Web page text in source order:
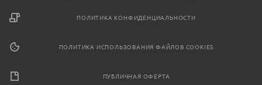
ПОЛИТИКА КОНФИДЕНЦИАЛЬНОСТИ
ПОЛИТИКА ИСПОЛЬЗОВАНИЯ ФАЙЛОВ COOKIES
ПУБЛИЧНАЯ ОФЕРТА